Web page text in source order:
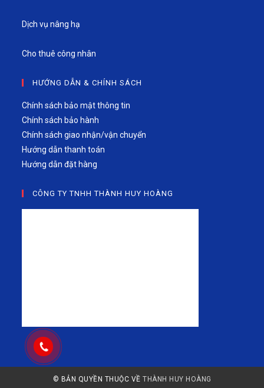
Dịch vụ nâng hạ
Cho thuê công nhân
HƯỚNG DẪN & CHÍNH SÁCH
Chính sách bảo mật thông tin
Chính sách bảo hành
Chính sách giao nhận/vận chuyển
Hướng dẫn thanh toán
Hướng dẫn đặt hàng
CÔNG TY TNHH THÀNH HUY HOÀNG
© BẢN QUYỀN THUỘC VỀ THÀNH HUY HOÀNG